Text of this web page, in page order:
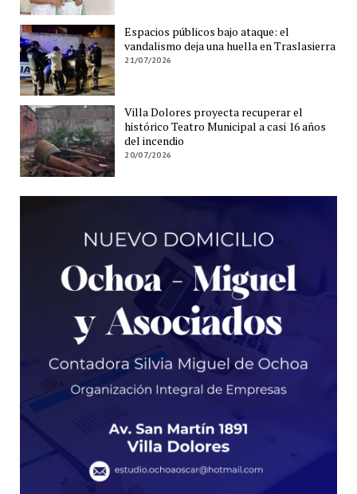
Espacios públicos bajo ataque: el
vandalismo deja una huella en Traslasierra
21/07/2026
Villa Dolores proyecta recuperar el
histórico Teatro Municipal a casi 16 años
del incendio
20/07/2026